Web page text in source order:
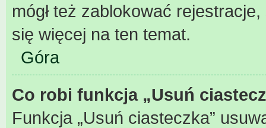
mógł też zablokować
się więcej na ten temat.
Góra
Co robi funkcja „Usuń
Funkcja „Usuń ciasteczka”